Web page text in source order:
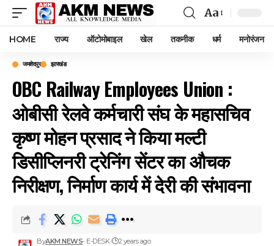
Font
Resizer
Aa
HOME राज्य ऑटोमोबाइल खेल तकनीक धर्म मनोरंजन
जमशेदपुर झारखंड
OBC Railway Employees Union :
ओबीसी रेलवे कर्मचारी संघ के महासचिव
कृष्ण मोहन प्रसाद ने किया मल्टी
डिसीप्लिनरी ट्रेनिंग सेंटर का औचक
निरीक्षण, निर्माण कार्य में देरी की संभावना
ByAKM NEWS- E-DESK 2 years ago